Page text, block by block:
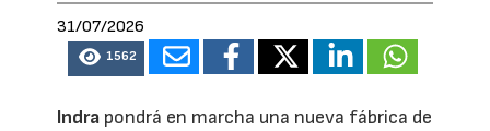
31/07/2026
1562
Indra pondrá en marcha una nueva fábrica de